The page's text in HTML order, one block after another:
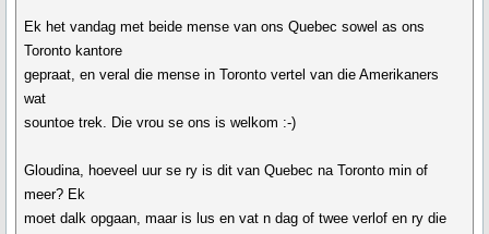
Ek het vandag met beide mense van ons Quebec sowel as ons
Toronto kantore
gepraat, en veral die mense in Toronto vertel van die Amerikaners
wat
sountoe trek. Die vrou se ons is welkom :-)
Gloudina, hoeveel uur se ry is dit van Quebec na Toronto min of
meer? Ek
moet dalk opgaan, maar is lus en vat n dag of twee verlof en ry die